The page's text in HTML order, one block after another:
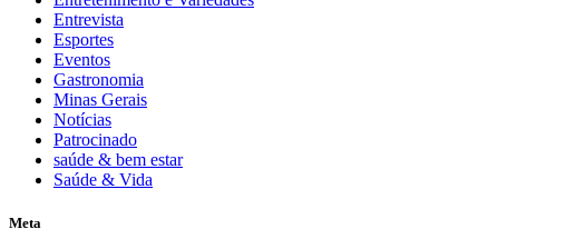
Entrevista
Esportes
Eventos
Gastronomia
Minas Gerais
Notícias
Patrocinado
saúde & bem estar
Saúde & Vida
Meta